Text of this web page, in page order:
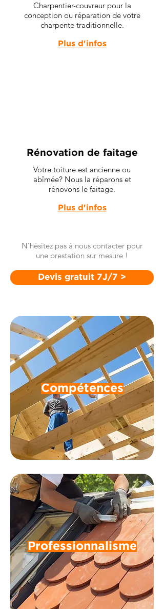
Charpentier-couvreur pour la
conception ou réparation de votre
charpente traditionnelle.
Plus d'infos
Rénovation de faitage
Votre toiture est ancienne ou
abîmée? Nous la réparons et
rénovons le faitage.
Plus d'infos
N'hésitez pas à nous contacter pour
une prestation sur mesure !
Devis gratuit 7J/7 >
Compétences
Professionnalisme